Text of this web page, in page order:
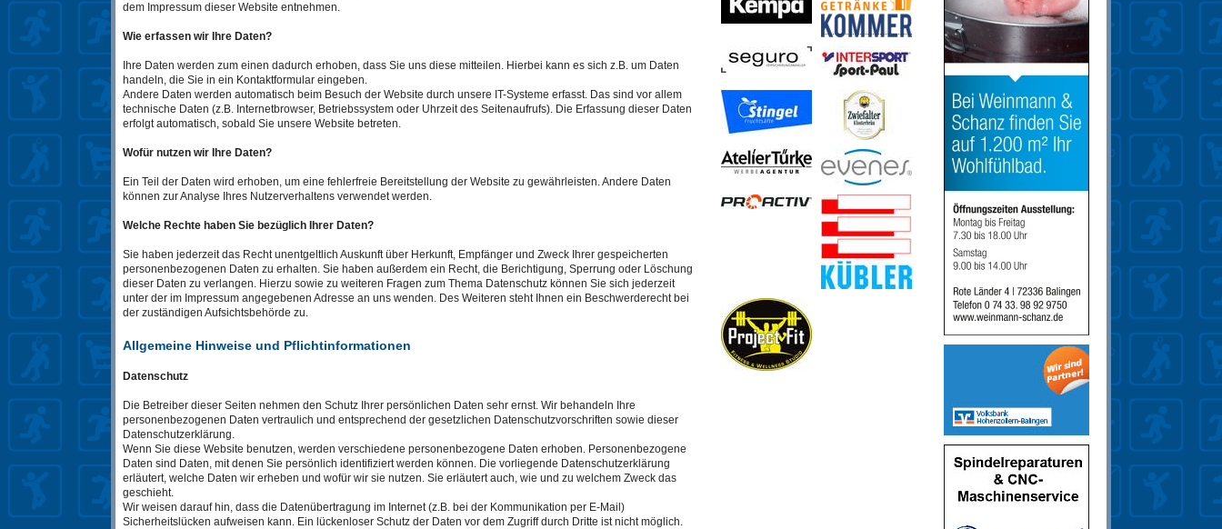
dem Impressum dieser Website entnehmen.
Wie erfassen wir Ihre Daten?
Ihre Daten werden zum einen dadurch erhoben, dass Sie uns diese mitteilen. Hierbei kann es sich z.B. um Daten
handeln, die Sie in ein Kontaktformular eingeben.
Andere Daten werden automatisch beim Besuch der Website durch unsere IT-Systeme erfasst. Das sind vor allem
technische Daten (z.B. Internetbrowser, Betriebssystem oder Uhrzeit des Seitenaufrufs). Die Erfassung dieser Daten
erfolgt automatisch, sobald Sie unsere Website betreten.
Wofür nutzen wir Ihre Daten?
Ein Teil der Daten wird erhoben, um eine fehlerfreie Bereitstellung der Website zu gewährleisten. Andere Daten
können zur Analyse Ihres Nutzerverhaltens verwendet werden.
Welche Rechte haben Sie bezüglich Ihrer Daten?
Sie haben jederzeit das Recht unentgeltlich Auskunft über Herkunft, Empfänger und Zweck Ihrer gespeicherten
personenbezogenen Daten zu erhalten. Sie haben außerdem ein Recht, die Berichtigung, Sperrung oder Löschung
dieser Daten zu verlangen. Hierzu sowie zu weiteren Fragen zum Thema Datenschutz können Sie sich jederzeit
unter der im Impressum angegebenen Adresse an uns wenden. Des Weiteren steht Ihnen ein Beschwerderecht bei
der zuständigen Aufsichtsbehörde zu.
Allgemeine Hinweise und Pflichtinformationen
Datenschutz
Die Betreiber dieser Seiten nehmen den Schutz Ihrer persönlichen Daten sehr ernst. Wir behandeln Ihre
personenbezogenen Daten vertraulich und entsprechend der gesetzlichen Datenschutzvorschriften sowie dieser
Datenschutzerklärung.
Wenn Sie diese Website benutzen, werden verschiedene personenbezogene Daten erhoben. Personenbezogene
Daten sind Daten, mit denen Sie persönlich identifiziert werden können. Die vorliegende Datenschutzerklärung
erläutert, welche Daten wir erheben und wofür wir sie nutzen. Sie erläutert auch, wie und zu welchem Zweck das
geschieht.
Wir weisen darauf hin, dass die Datenübertragung im Internet (z.B. bei der Kommunikation per E-Mail)
Sicherheitslücken aufweisen kann. Ein lückenloser Schutz der Daten vor dem Zugriff durch Dritte ist nicht möglich.